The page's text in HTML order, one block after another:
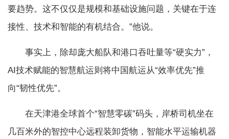
要趋势。这不仅仅是规模和基础设施问题，关键在于连
接性、技术和智能的有机结合。”他说。
事实上，除却庞大船队和港口吞吐量等“硬实力”，
AI技术赋能的智慧航运则将中国航运从“效率优先”推
向“韧性优先”。
在天津港全球首个“智慧零碳”码头，岸桥司机坐在
几百米外的智控中心远程装卸货物，智能水平运输机器